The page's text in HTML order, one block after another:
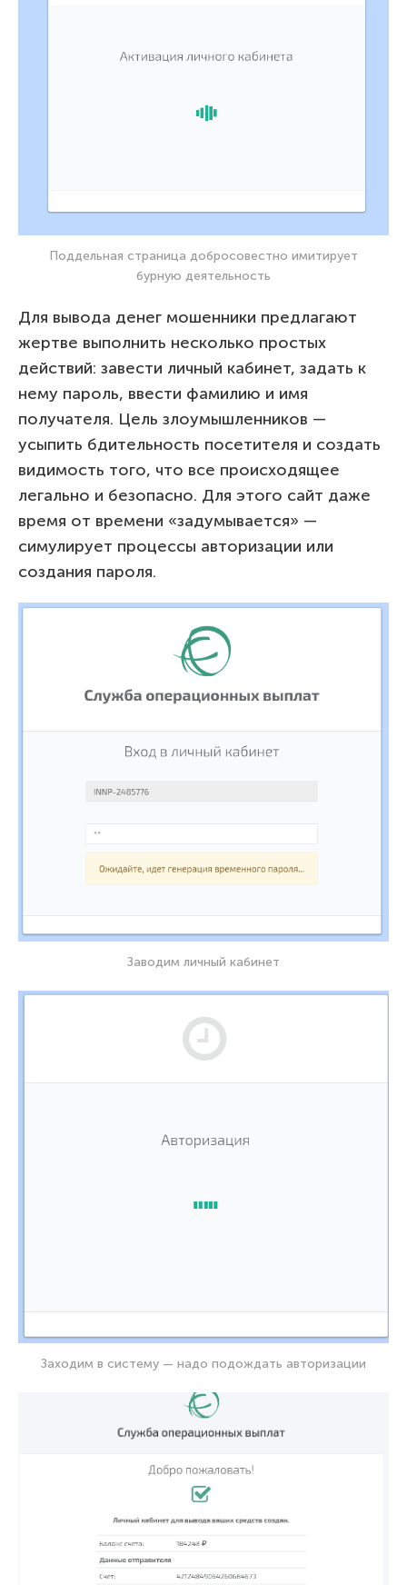
Поддельная страница добросовестно имитирует
бурную деятельность
Для вывода денег мошенники предлагают
жертве выполнить несколько простых
действий: завести личный кабинет, задать к
нему пароль, ввести фамилию и имя
получателя. Цель злоумышленников —
усыпить бдительность посетителя и создать
видимость того, что все происходящее
легально и безопасно. Для этого сайт даже
время от времени «задумывается» —
симулирует процессы авторизации или
создания пароля.
Заводим личный кабинет
Заходим в систему — надо подождать авторизации